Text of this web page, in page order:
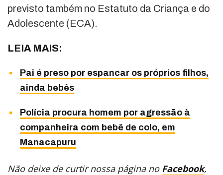
previsto também no Estatuto da Criança e do
Adolescente (ECA).
LEIA MAIS:
Pai é preso por espancar os próprios filhos,
ainda bebês
Polícia procura homem por agressão à
companheira com bebê de colo, em
Manacapuru
Não deixe de curtir nossa página no Facebook,